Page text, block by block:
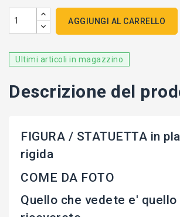
AGGIUNGI AL CARRELLO
Ultimi articoli in magazzino
Descrizione del
FIGURA / STATUETTA in
rigida
COME DA FOTO
Quello che vedete e' quello